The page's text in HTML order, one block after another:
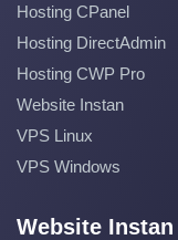
Hosting CPanel
Hosting DirectAdmin
Hosting CWP Pro
Website Instan
VPS Linux
VPS Windows
Website Instan